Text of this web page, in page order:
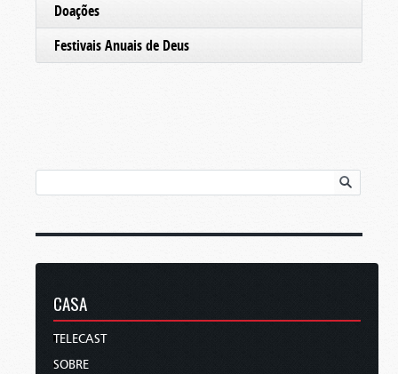
Doações
Festivais Anuais de Deus
CASA
TELECAST
SOBRE